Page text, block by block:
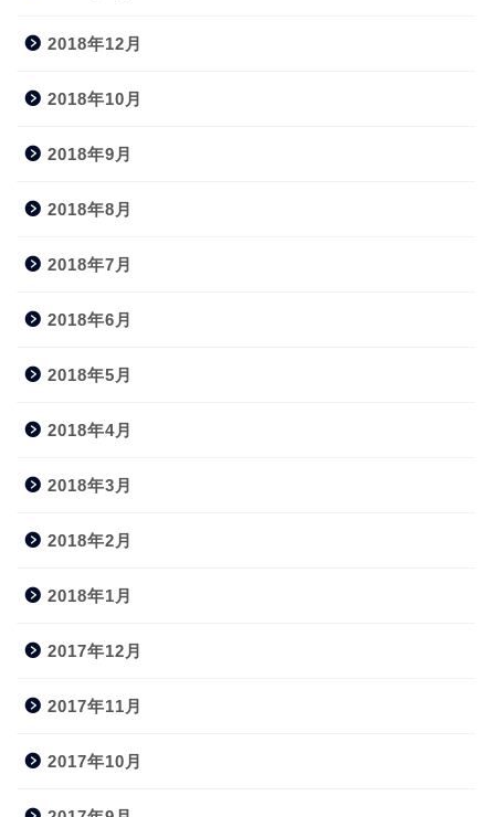
2018年12月
2018年10月
2018年9月
2018年8月
2018年7月
2018年6月
2018年5月
2018年4月
2018年3月
2018年2月
2018年1月
2017年12月
2017年11月
2017年10月